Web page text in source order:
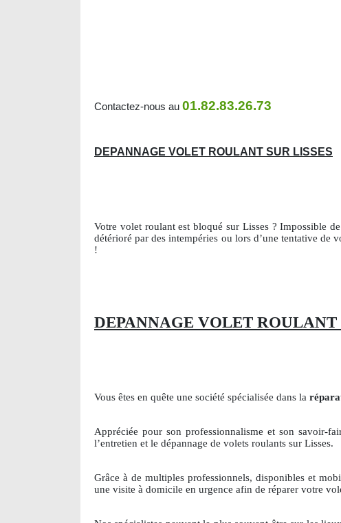
Contactez-nous au 01.82.83.26.73
DEPANNAGE VOLET ROULANT SUR LISSES
Votre volet roulant est bloqué sur Lisses ? Impossible
détérioré par des intempéries ou lors d’une tentative
!
DEPANNAGE VOLET ROULANT
Vous êtes en quête une société spécialisée dans la
Appréciée pour son professionnalisme et son savoir-
l’entretien et le dépannage de volets roulants sur Lisses.
Grâce à de multiples professionnels, disponibles et
une visite à domicile en urgence afin de réparer votre